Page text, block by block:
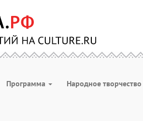
Программа Народное творчество